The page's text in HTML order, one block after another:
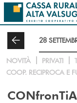
Salta al contenuto
28
NOVITÀ PRIVATI
COOP. RECIPROCA E